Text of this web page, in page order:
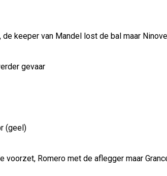
keeper van Mandel lost de bal maar
gevaar
(geel)
Romero met de aflegger maar